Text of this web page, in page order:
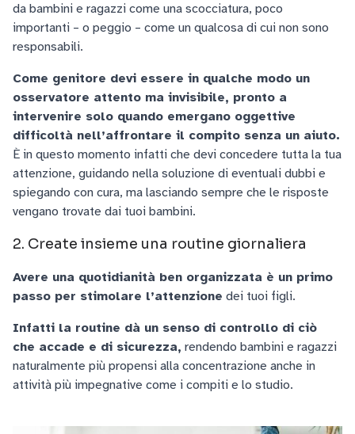
da bambini e ragazzi come una scocciatura, poco
importanti – o peggio – come un qualcosa di cui non sono
responsabili.
Come genitore devi essere in qualche modo un
osservatore attento ma invisibile, pronto a
intervenire solo quando emergano oggettive
difficoltà nell’affrontare il compito senza un aiuto.
È in questo momento infatti che devi concedere tutta la tua
attenzione, guidando nella soluzione di eventuali dubbi e
spiegando con cura, ma lasciando sempre che le risposte
vengano trovate dai tuoi bambini.
2. Create insieme una routine giornaliera
Avere una quotidianità ben organizzata è un primo
passo per stimolare l’attenzione dei tuoi figli.
Infatti la routine dà un senso di controllo di ciò
che accade e di sicurezza, rendendo bambini e ragazzi
naturalmente più propensi alla concentrazione anche in
attività più impegnative come i compiti e lo studio.